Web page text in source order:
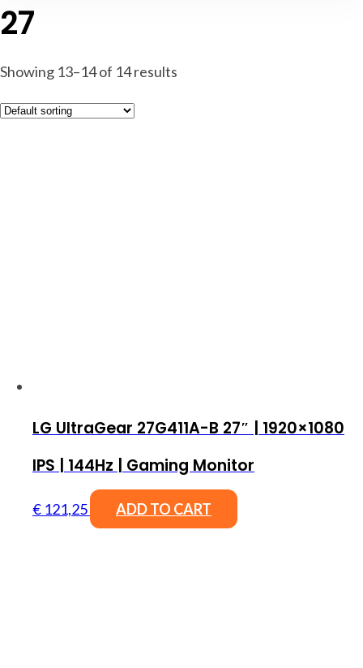
27
Showing 13–14 of 14 results
LG UltraGear 27G411A-B 27″ | 1920×1080
IPS | 144Hz | Gaming Monitor
€ 121,25 ADD TO CART